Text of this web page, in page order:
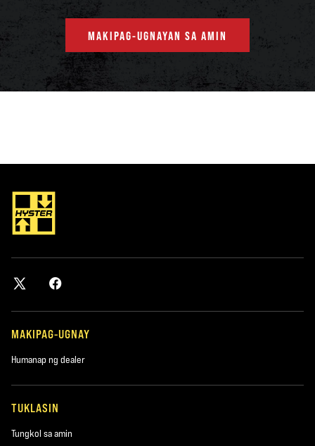
MAKIPAG-UGNAYAN SA AMIN
MAKIPAG-UGNAY
Humanap ng dealer
TUKLASIN
Tungkol sa amin